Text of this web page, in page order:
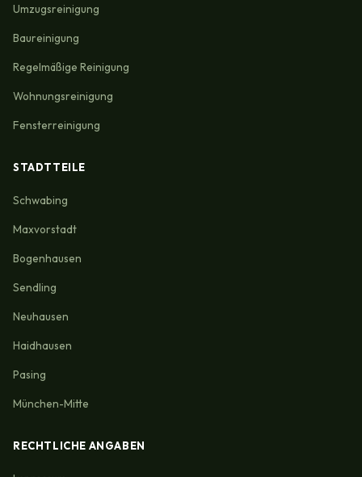
Umzugsreinigung
Baureinigung
Regelmäßige Reinigung
Wohnungsreinigung
Fensterreinigung
STADTTEILE
Schwabing
Maxvorstadt
Bogenhausen
Sendling
Neuhausen
Haidhausen
Pasing
München-Mitte
RECHTLICHE ANGABEN